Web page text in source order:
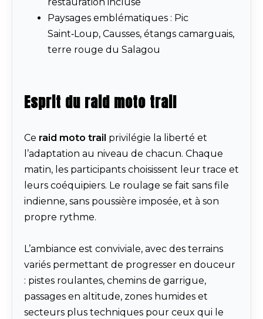
Paysages emblématiques : Pic
Saint‑Loup, Causses, étangs camarguais,
terre rouge du Salagou
Esprit du raid moto trail
Ce raid moto trail privilégie la liberté et
l’adaptation au niveau de chacun. Chaque
matin, les participants choisissent leur trace et
leurs coéquipiers. Le roulage se fait sans file
indienne, sans poussière imposée, et à son
propre rythme.
L’ambiance est conviviale, avec des terrains
variés permettant de progresser en douceur
: pistes roulantes, chemins de garrigue,
passages en altitude, zones humides et
secteurs plus techniques pour ceux qui le